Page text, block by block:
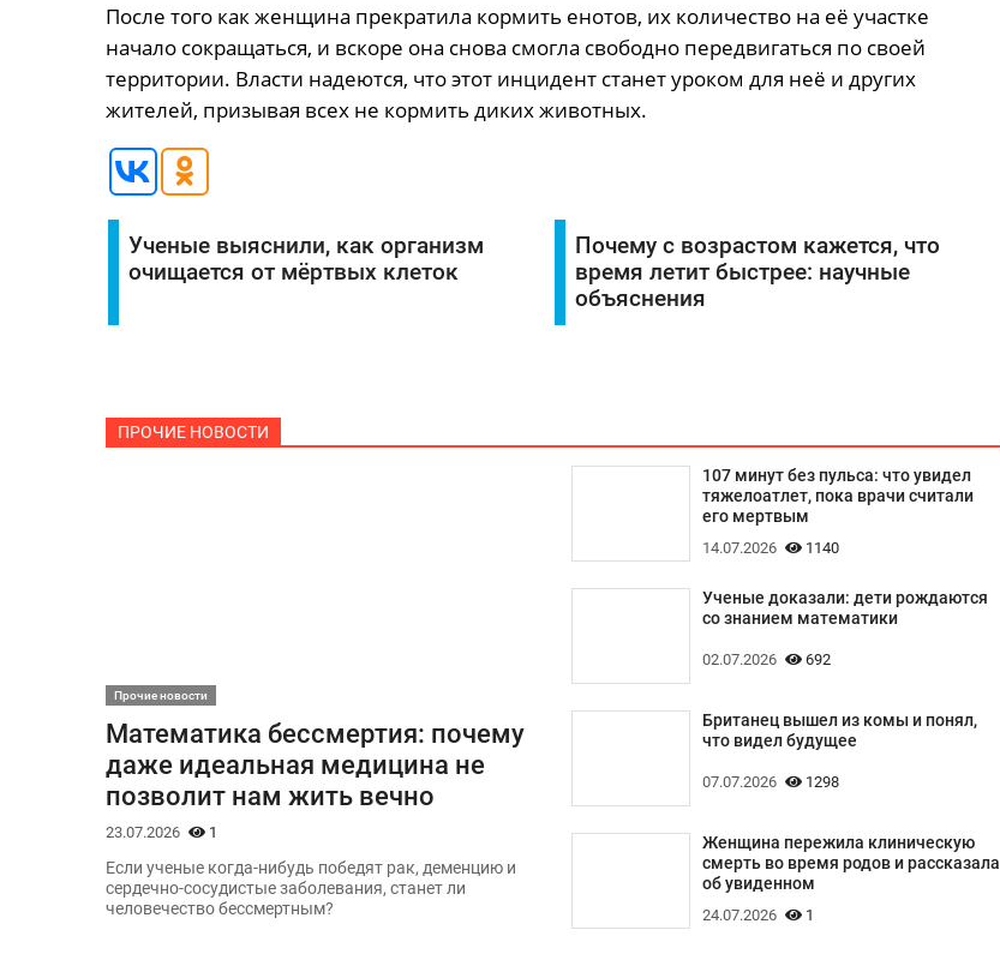
После того как женщина прекратила кормить енотов, их количество на её участке
начало сокращаться, и вскоре она снова смогла свободно передвигаться по своей
территории. Власти надеются, что этот инцидент станет уроком для неё и других
жителей, призывая всех не кормить диких животных.
Ученые выяснили, как организм
очищается от мёртвых клеток
Почему с возрастом кажется, что
время летит быстрее: научные
объяснения
ПРОЧИЕ НОВОСТИ
Прочие новости
Математика бессмертия: почему
даже идеальная медицина не
позволит нам жить вечно
23.07.2026 1
Если ученые когда-нибудь победят рак, деменцию и
сердечно-сосудистые заболевания, станет ли
человечество бессмертным?
107 минут без пульса: что увидел
тяжелоатлет, пока врачи считали
его мертвым
14.07.2026 1140
Ученые доказали: дети рождаются
со знанием математики
02.07.2026 692
Британец вышел из комы и понял,
что видел будущее
07.07.2026 1298
Женщина пережила клиническую
смерть во время родов и рассказала
об увиденном
24.07.2026 1